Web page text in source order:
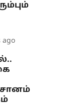
ago